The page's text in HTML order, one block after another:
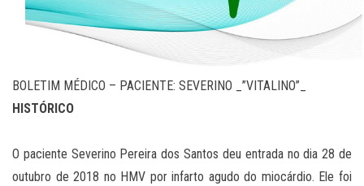
BOLETIM MÉDICO – PACIENTE: SEVERINO _”VITALINO”_
HISTÓRICO
O paciente Severino Pereira dos Santos deu entrada no dia 28 de
outubro de 2018 no HMV por infarto agudo do miocárdio. Ele foi